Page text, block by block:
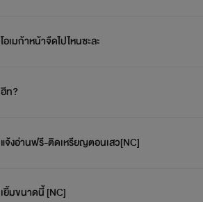
โอเมก้าหน้าจืดไปไหนซะละ
ฮีท?
แจ้งอ่านฟรี-ติดเหรียญตอนเสว[NC]
เยิ้มขนาดนี้ [NC]